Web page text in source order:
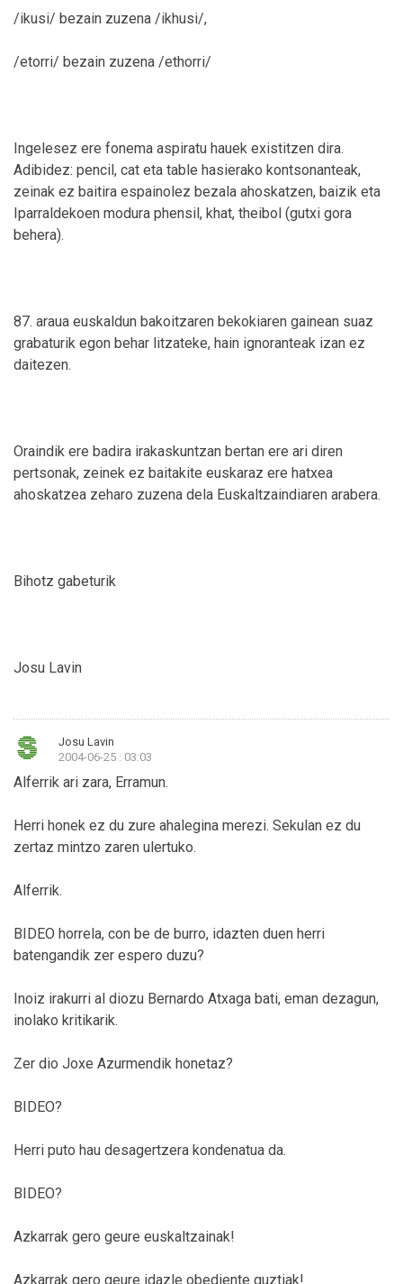
/ikusi/ bezain zuzena /ikhusi/,
/etorri/ bezain zuzena /ethorri/
Ingelesez ere fonema aspiratu hauek existitzen dira.
Adibidez: pencil, cat eta table hasierako kontsonanteak,
zeinak ez baitira espainolez bezala ahoskatzen, baizik eta
Iparraldekoen modura phensil, khat, theibol (gutxi gora
behera).
87. araua euskaldun bakoitzaren bekokiaren gainean suaz
grabaturik egon behar litzateke, hain ignoranteak izan ez
daitezen.
Oraindik ere badira irakaskuntzan bertan ere ari diren
pertsonak, zeinek ez baitakite euskaraz ere hatxea
ahoskatzea zeharo zuzena dela Euskaltzaindiaren arabera.
Bihotz gabeturik
Josu Lavin
Josu Lavin
2004-06-25 : 03:03
Alferrik ari zara, Erramun.
Herri honek ez du zure ahalegina merezi. Sekulan ez du
zertaz mintzo zaren ulertuko.
Alferrik.
BIDEO horrela, con be de burro, idazten duen herri
batengandik zer espero duzu?
Inoiz irakurri al diozu Bernardo Atxaga bati, eman dezagun,
inolako kritikarik.
Zer dio Joxe Azurmendik honetaz?
BIDEO?
Herri puto hau desagertzera kondenatua da.
BIDEO?
Azkarrak gero geure euskaltzainak!
Azkarrak gero geure idazle obediente guztiak!